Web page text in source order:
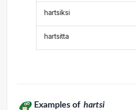
hartsiksi
hartsitta
Examples of hartsi